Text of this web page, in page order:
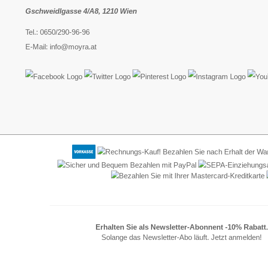
Gschweidlgasse 4/A8, 1210 Wien
Tel.: 0650/290-96-96
E-Mail: info@moyra.at
Erhalten Sie als Newsletter-Abonnent -10% Rabatt.
Solange das Newsletter-Abo läuft. Jetzt anmelden!